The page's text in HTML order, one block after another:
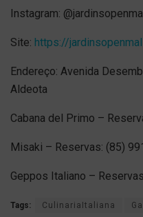
Instagram: @jardinsopenmall
Site: https://
Endereço: Avenida
Aldeota
Cabana del Primo –
Misaki – Reservas: (85)
Geppos Italiano –
Tags: CulinariaItaliana